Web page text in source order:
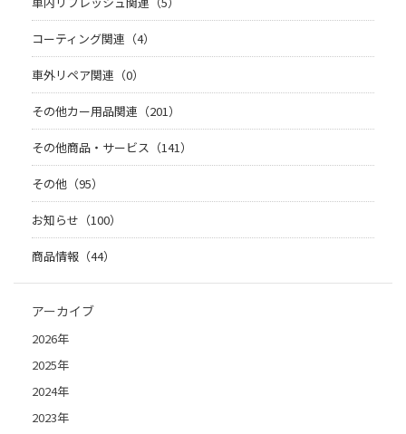
コーティング関連（4）
車外リペア関連（0）
その他カー用品関連（201）
その他商品・サービス（141）
その他（95）
お知らせ（100）
商品情報（44）
アーカイブ
2026年
2025年
2024年
2023年